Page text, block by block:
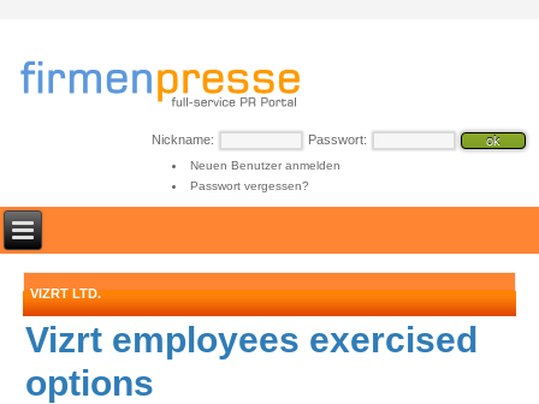
Nickname: Passwort:
Neuen Benutzer anmelden
Passwort vergessen?
VIZRT LTD.
Vizrt employees exercised
options